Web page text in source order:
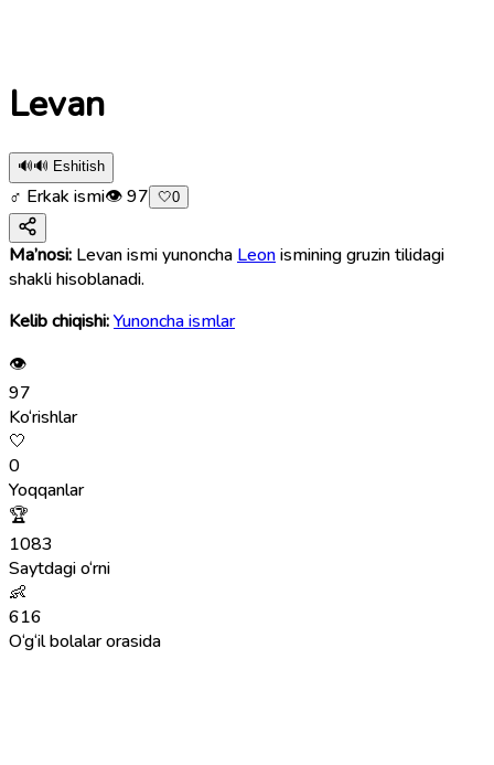
Levan
🔊🔊 Eshitish
♂ Erkak ismi👁97 🤍0
Ma’nosi: Levan ismi yunoncha Leonismining gruzin tilidagi
shakli hisoblanadi.
Kelib chiqishi:Yunoncha ismlar
👁
97
Ko‘rishlar
🤍
0
Yoqqanlar
🏆
1083
Saytdagi o‘rni
👶
616
O‘g‘il bolalar orasida